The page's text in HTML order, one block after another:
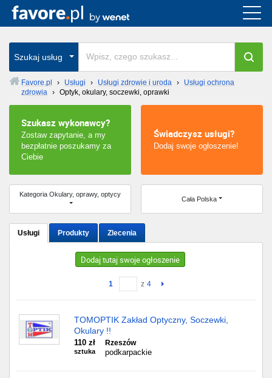
Szukaj usług
Favore.pl › Usługi › Usługi zdrowie i uroda ›
Usługi ochrona
zdrowia › Optyk, okulary, soczewki, oprawki
Szukasz wykonawcy?
Zostaw zapytanie, a my
bezpłatnie poszukamy za
Ciebie
Świadczysz usługi?
Dodaj swoje ogłoszenie!
Kategoria Okulary, oprawy, optycy
Cała Polska
Usługi Produkty Zlecenia
Dodaj tutaj swoje ogłoszenie
1 z 4
TOMOPTIK Zakład Optyczny, Soczewki,
Okulary !!
110 zł
sztuka
Rzeszów
podkarpackie
Cała Polska
wszystkie w całym kraju
Wrocław
Kraków
Poznań
Łódź
Katowice
Chorzów